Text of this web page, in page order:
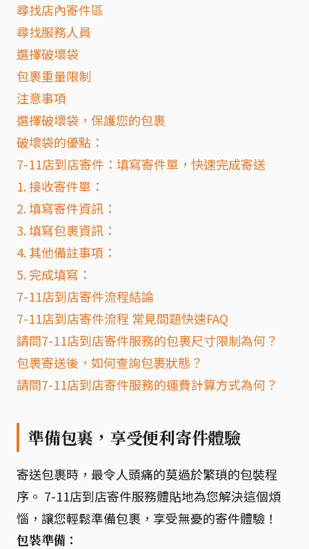
尋找店內寄件區
尋找服務人員
選擇破壞袋
包裹重量限制
注意事項
選擇破壞袋，保護您的包裹
破壞袋的優點：
7-11店到店寄件：填寫寄件單，快速完成寄送
1. 接收寄件單：
2. 填寫寄件資訊：
3. 填寫包裹資訊：
4. 其他備註事項：
5. 完成填寫：
7-11店到店寄件流程結論
7-11店到店寄件流程 常見問題快速FAQ
請問7-11店到店寄件服務的包裹尺寸限制為何？
包裹寄送後，如何查詢包裹狀態？
請問7-11店到店寄件服務的運費計算方式為何？
準備包裹，享受便利寄件體驗
寄送包裹時，最令人頭痛的莫過於繁瑣的包裝程
序。 7-11店到店寄件服務體貼地為您解決這個煩
惱，讓您輕鬆準備包裹，享受無憂的寄件體驗！
包裝準備：